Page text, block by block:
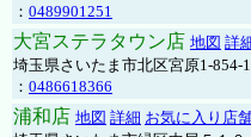
： 0489901251
大宮ステラタウン店 地図 詳
埼玉県さいたま市北区宮原1-
： 0486618366
浦和店 地図 詳細 お気に入り店